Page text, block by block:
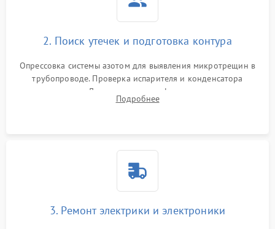
2. Поиск утечек и подготовка контура
Опрессовка системы азотом для выявления микротрещин в
трубопроводе. Проверка испарителя и конденсатора
течеискателем. Демонтаж старого фильтра-осушителя и
продувка капиллярной трубки для устранения засоров.
Подробнее
3. Ремонт электрики и электроники